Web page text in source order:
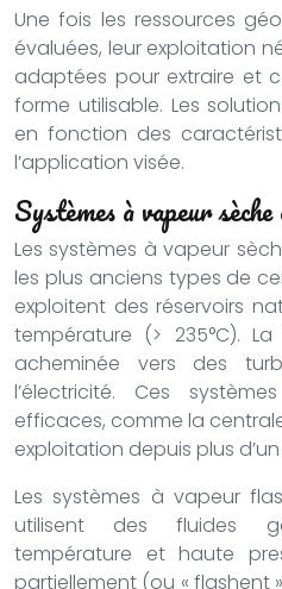
Une fois les ressources
évaluées, leur exploitation
adaptées pour extraire et
forme utilisable. Les
en fonction des
l’application visée.
Systèmes à vapeur
Les systèmes à vapeur
les plus anciens types de
exploitent des réservoirs
température (> 235°C).
acheminée vers des
l’électricité. Ces
efficaces, comme la
exploitation depuis plus
Les systèmes à vapeur
utilisent des fluides
température et haute
partiellement (ou « flashent